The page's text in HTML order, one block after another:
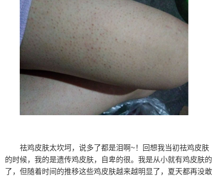
祛鸡皮肤太坎坷，说多了都是泪啊~！回想我当初祛鸡皮肤
的时候，我的是遗传鸡皮肤，自卑的很。我是从小就有鸡皮肤的
了，但随着时间的推移这些鸡皮肤越来越明显了，夏天都再没敢